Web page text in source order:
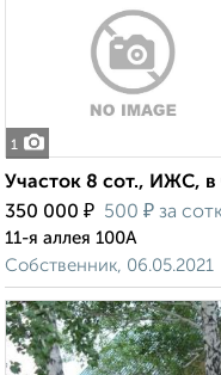
1
Участок 8 сот., ИЖС, в
350 000 ₽ 500 ₽ за
11-я аллея 100А
Собственник, 06.05.2021